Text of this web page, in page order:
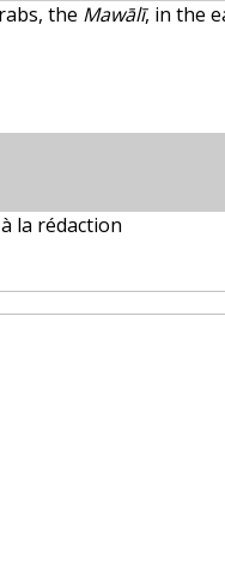
the Mawālī, in the
la rédaction